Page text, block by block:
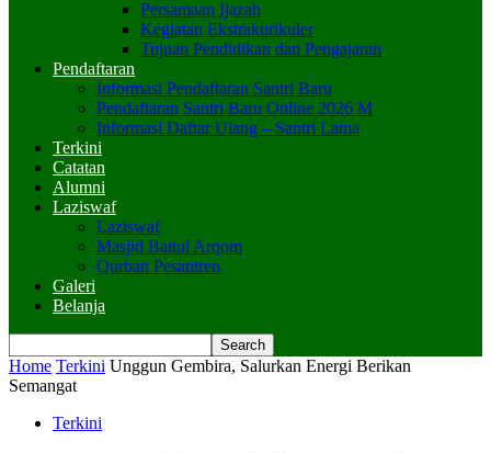
Persamaan Ijazah
Kegiatan Ekstrakurikuler
Tujuan Pendidikan dan Pengajaran
Pendaftaran
Informasi Pendaftaran Santri Baru
Pendaftaran Santri Baru Online 2026 M
Informasi Daftar Ulang – Santri Lama
Terkini
Catatan
Alumni
Laziswaf
Laziswaf
Masjid Baitul Arqom
Qurban Pesantren
Galeri
Belanja
Home Terkini Unggun Gembira, Salurkan Energi Berikan
Semangat
Terkini